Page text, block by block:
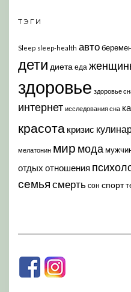
ТЭГИ
Sleep sleep-health авто
дети диета еда
здоровье здоровье
интернет исследования сна
красота кризис
мелатонин мир мода
отдых отношения
семья смерть сон спорт